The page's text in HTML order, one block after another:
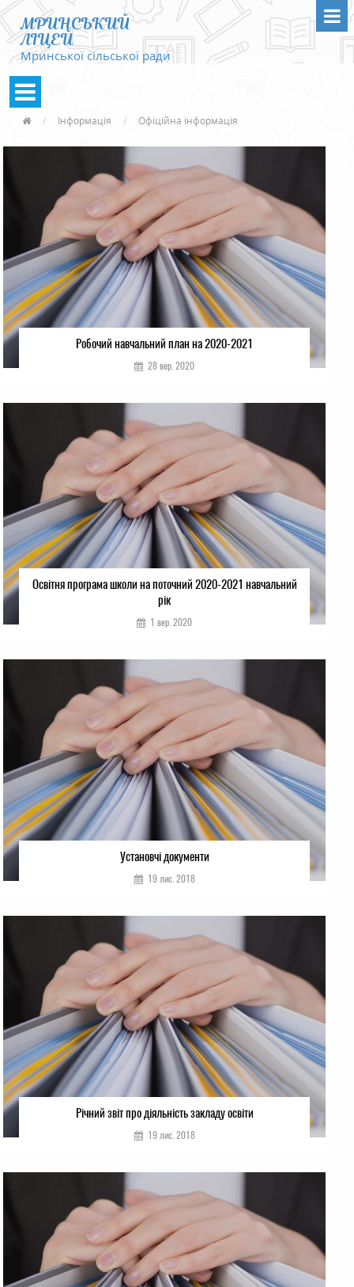
МРИНСЬКИЙ
ЛІЦЕЙ
Мринської сільської ради
Інформація Офіційна інформація
Робочий навчальний план на 2020-2021
28 вер. 2020
Освітня програма школи на поточний 2020-2021 навчальний
рік
1 вер. 2020
Установчі документи
19 лис. 2018
Річний звіт про діяльність закладу освіти
19 лис. 2018